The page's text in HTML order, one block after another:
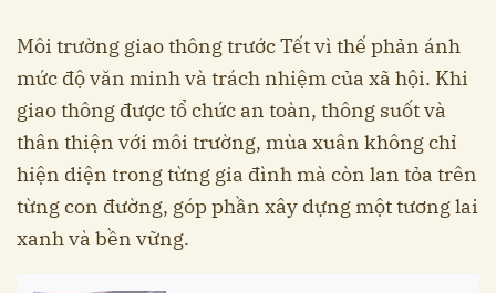
Môi trường giao thông trước Tết vì thế phản ánh
mức độ văn minh và trách nhiệm của xã hội. Khi
giao thông được tổ chức an toàn, thông suốt và
thân thiện với môi trường, mùa xuân không chỉ
hiện diện trong từng gia đình mà còn lan tỏa trên
từng con đường, góp phần xây dựng một tương lai
xanh và bền vững.